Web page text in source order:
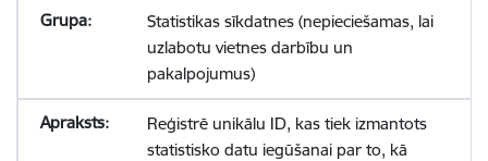
Statistikas sīkdatnes (nepieciešamas, lai
uzlabotu vietnes darbību un
pakalpojumus)
Reģistrē unikālu ID, kas tiek izmantots
statistisko datu iegūšanai par to, kā